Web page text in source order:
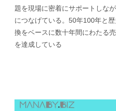
題を現場に密着にサポートしな
につなげている。50年100年と
換をベースに数十年間にわたる
を達成している